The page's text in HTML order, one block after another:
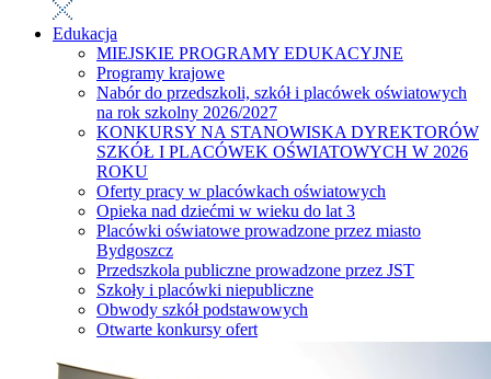
Edukacja
MIEJSKIE PROGRAMY EDUKACYJNE
Programy krajowe
Nabór do przedszkoli, szkół i placówek oświatowych
na rok szkolny 2026/2027
KONKURSY NA STANOWISKA DYREKTORÓW
SZKÓŁ I PLACÓWEK OŚWIATOWYCH W 2026
ROKU
Oferty pracy w placówkach oświatowych
Opieka nad dziećmi w wieku do lat 3
Placówki oświatowe prowadzone przez miasto
Bydgoszcz
Przedszkola publiczne prowadzone przez JST
Szkoły i placówki niepubliczne
Obwody szkół podstawowych
Otwarte konkursy ofert